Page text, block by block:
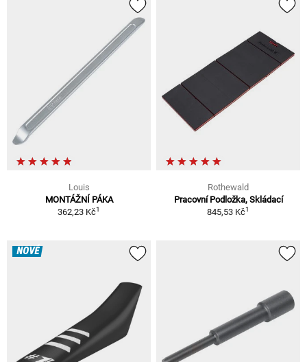
Louis
MONTÁŽNÍ PÁKA
362,23 Kč1
Rothewald
Pracovní Podložka, Skládací
845,53 Kč1
NOVÉ